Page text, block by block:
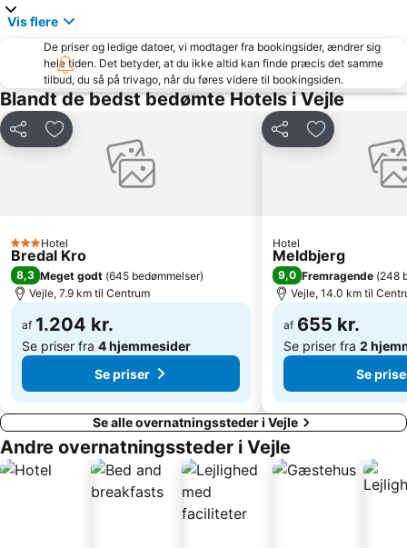
Vis flere
De priser og ledige datoer, vi modtager fra bookingsider, ændrer sig
hele tiden. Det betyder, at du ikke altid kan finde præcis det samme
tilbud, du så på trivago, når du føres videre til bookingsiden.
Blandt de bedst bedømte Hotels i Vejle
Del Føj til favoritter
3 Stjerner
Hotel
Bredal Kro
8,3 Meget godt (645 bedømmelser)
Vejle, 7.9 km til Centrum
af 1.204 kr.
Se priser fra 4 hjemmesider
Se priser
Del Føj til
Hotel
Meldbjerg
9,0 Fremragende (248
Vejle, 14.0 km til
af 655 kr.
Se priser fra 2
Se
Se alle overnatningssteder i Vejle
Andre overnatningssteder i Vejle